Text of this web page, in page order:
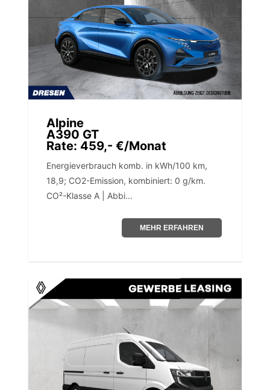
Alpine
A390 GT
Rate: 459,- €/Monat
Energieverbrauch komb. in kWh/100 km,
18,9; CO2-Emission, kombiniert: 0 g/km.
CO²-Klasse A | Abbi...
MEHR ERFAHREN